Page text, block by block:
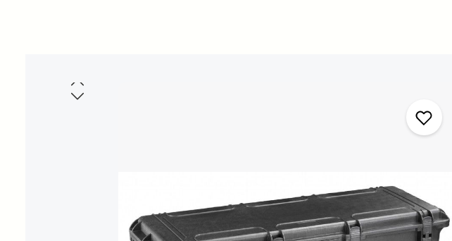
Bildergalerie überspringen